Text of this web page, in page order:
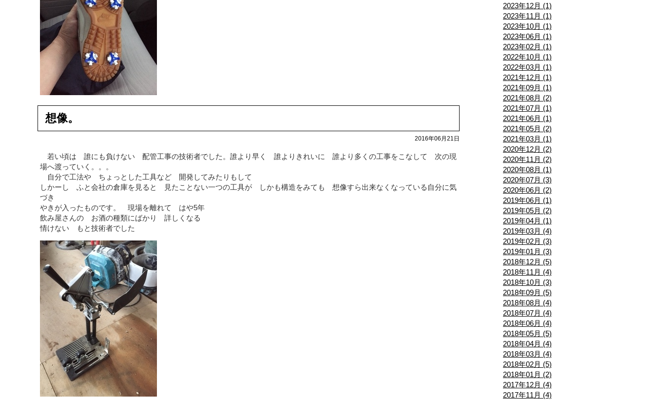
想像。
2016年06月21日
若い頃は 誰にも負けない 配管工事の技術者でした。誰より早く 誰よりきれいに 誰より多くの工事をこなして 次の現
場へ渡っていく。。。
自分で工法や ちょっとした工具など 開発してみたりもして
しかーし ふと会社の倉庫を見ると 見たことない一つの工具が しかも構造をみても 想像すら出来なくなっている自分に気
づき
やきが入ったものです。 現場を離れて はや5年
飲み屋さんの お酒の種類にばかり 詳しくなる
情けない もと技術者でした
2023年12月 (1)
2023年11月 (1)
2023年10月 (1)
2023年06月 (1)
2023年02月 (1)
2022年10月 (1)
2022年03月 (1)
2021年12月 (1)
2021年09月 (1)
2021年08月 (2)
2021年07月 (1)
2021年06月 (1)
2021年05月 (2)
2021年03月 (1)
2020年12月 (2)
2020年11月 (2)
2020年08月 (1)
2020年07月 (3)
2020年06月 (2)
2019年06月 (1)
2019年05月 (2)
2019年04月 (1)
2019年03月 (4)
2019年02月 (3)
2019年01月 (3)
2018年12月 (5)
2018年11月 (4)
2018年10月 (3)
2018年09月 (5)
2018年08月 (4)
2018年07月 (4)
2018年06月 (4)
2018年05月 (5)
2018年04月 (4)
2018年03月 (4)
2018年02月 (5)
2018年01月 (2)
2017年12月 (4)
2017年11月 (4)